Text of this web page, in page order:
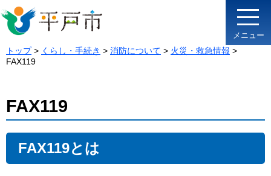
メニュー
トップ> くらし・手続き > 消防について > 火災・救急情報 >
FAX119
FAX119
FAX119とは